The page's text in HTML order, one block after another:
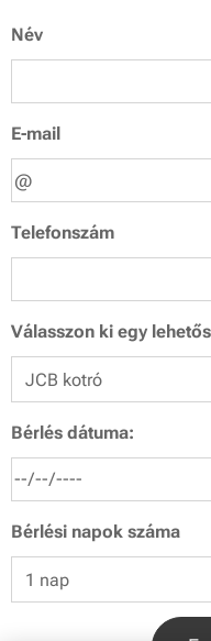
Név
E-mail
Telefonszám
Válasszon ki egy
Bérlés dátuma:
Bérlési napok száma